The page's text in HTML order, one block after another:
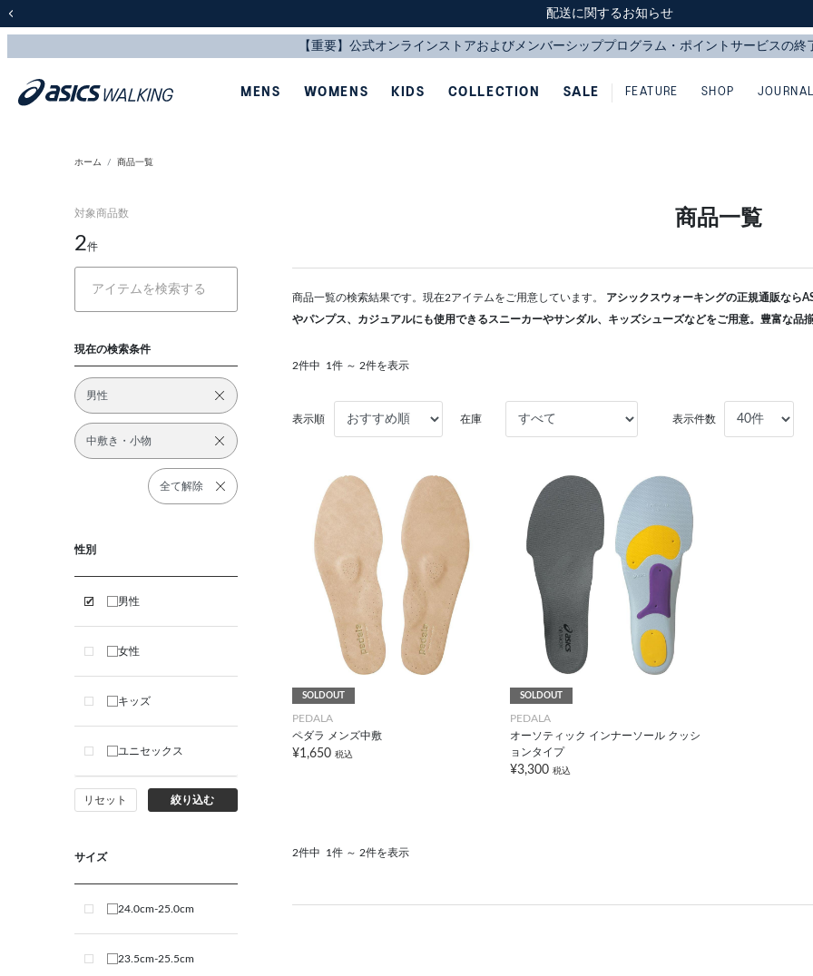
スクスク（SUKU2）価格改定のお知らせ
配送に関するお知らせ
スクスク（SUKU2）価格改定のお知らせ
配送に関するお知らせ
MENS WOMENS KIDS COLLECTION SALE FEATURE SHOP
ホーム 商品一覧
対象商品数
2件
現在の検索条件
男性
中敷き・小物
全て解除
性別
男性
女性
キッズ
ユニセックス
リセット 絞り込む
サイズ
24.0cm-25.0cm
23.5cm-25.5cm
商品一覧
商品一覧の検索結果です。現在2アイテムをご用意しています。 アシックスウォーキングの正規通販なら
やパンプス、カジュアルにも使用できるスニーカーやサンダル、キッズシューズなどをご用意。豊富な品
2件中 1件 ～ 2件を表示
表示順 在庫 表示件数
SOLDOUT
PEDALA
ペダラ メンズ中敷
¥1,650 税込
SOLDOUT
PEDALA
オーソティック インナーソール クッシ
ョンタイプ
¥3,300 税込
2件中 1件 ～ 2件を表示